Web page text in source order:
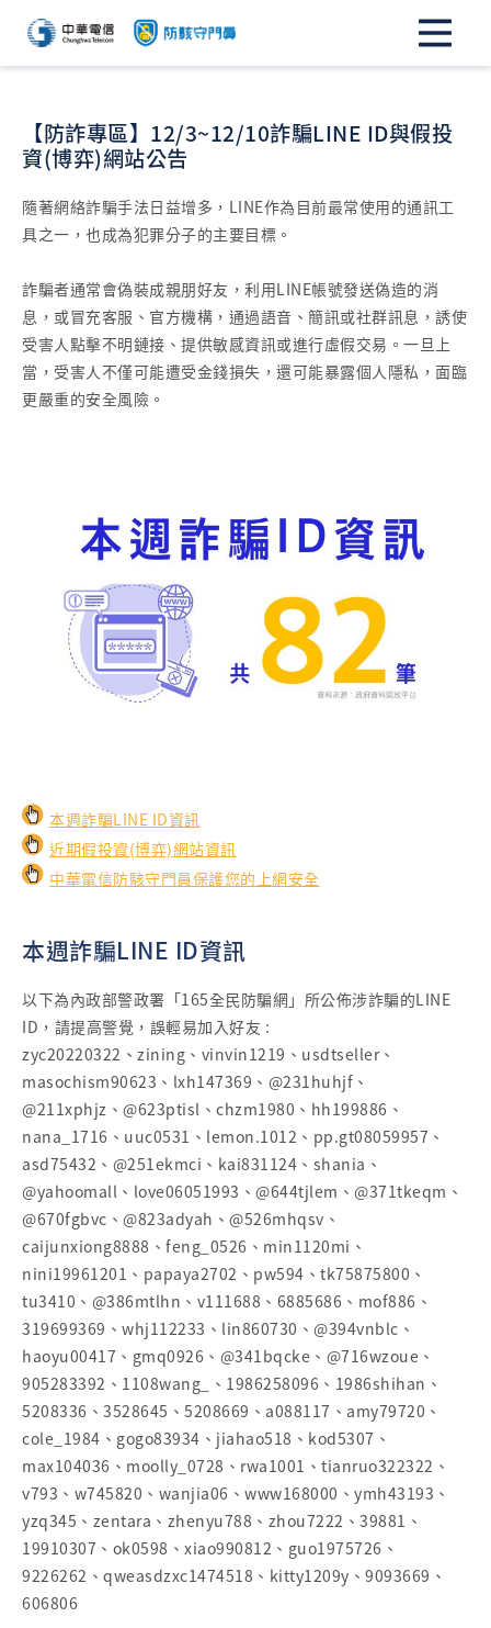
【防詐專區】12/3~12/10詐騙LINE ID與假投
資(博弈)網站公告
隨著網絡詐騙手法日益增多，LINE作為目前最常使用的通訊工
具之一，也成為犯罪分子的主要目標。
詐騙者通常會偽裝成親朋好友，利用LINE帳號發送偽造的消
息，或冒充客服、官方機構，通過語音、簡訊或社群訊息，誘使
受害人點擊不明鏈接、提供敏感資訊或進行虛假交易。一旦上
當，受害人不僅可能遭受金錢損失，還可能暴露個人隱私，面臨
更嚴重的安全風險。
本週詐騙LINE ID資訊
近期假投資(博弈)網站資訊
中華電信防駭守門員保護您的上網安全
本週詐騙LINE ID資訊
以下為內政部警政署「165全民防騙網」所公佈涉詐騙的LINE
ID，請提高警覺，誤輕易加入好友 :
zyc20220322、zining、vinvin1219、usdtseller、
masochism90623、lxh147369、@231huhjf、
@211xphjz、@623ptisl、chzm1980、hh199886、
nana_1716、uuc0531、lemon.1012、pp.gt08059957、
asd75432、@251ekmci、kai831124、shania、
@yahoomall、love06051993、@644tjlem、@371tkeqm、
@670fgbvc、@823adyah、@526mhqsv、
caijunxiong8888、feng_0526、min1120mi、
nini19961201、papaya2702、pw594、tk75875800、
tu3410、@386mtlhn、v111688、6885686、mof886、
319699369、whj112233、lin860730、@394vnblc、
haoyu00417、gmq0926、@341bqcke、@716wzoue、
905283392、1108wang_、1986258096、1986shihan、
5208336、3528645、5208669、a088117、amy79720、
cole_1984、gogo83934、jiahao518、kod5307、
max104036、moolly_0728、rwa1001、tianruo322322、
v793、w745820、wanjia06、www168000、ymh43193、
yzq345、zentara、zhenyu788、zhou7222、39881、
19910307、ok0598、xiao990812、guo1975726、
9226262、qweasdzxc1474518、kitty1209y、9093669、
606806